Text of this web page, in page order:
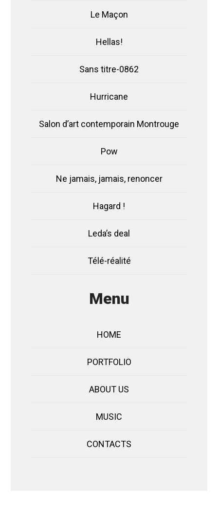
Le Maçon
Hellas!
Sans titre-0862
Hurricane
Salon d’art contemporain Montrouge
Pow
Ne jamais, jamais, renoncer
Hagard !
Leda’s deal
Télé-réalité
Menu
HOME
PORTFOLIO
ABOUT US
MUSIC
CONTACTS